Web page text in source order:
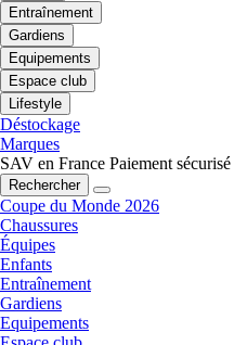
Entraînement
Gardiens
Equipements
Espace club
Lifestyle
Déstockage
Marques
SAV en France Paiement sécurisé
Rechercher
Coupe du Monde 2026
Chaussures
Équipes
Enfants
Entraînement
Gardiens
Equipements